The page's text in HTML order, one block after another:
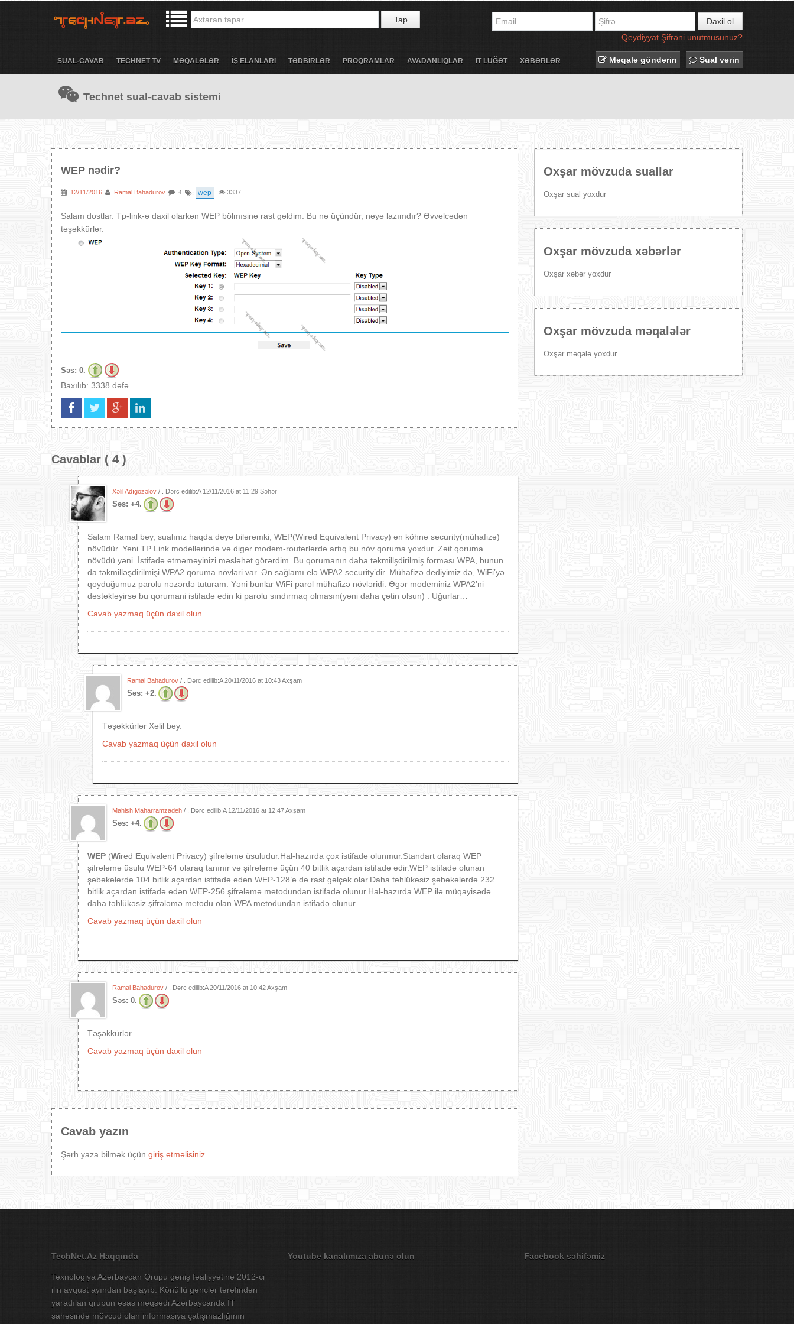
Tap
Daxil ol
Qeydiyyat Şifrəni unutmusunuz?
SUAL-CAVAB TECHNET TV MƏQALƏLƏR İŞ ELANLARI TƏDBİRLƏR PROQRAMLAR AVADANLIQLAR IT LÜĞƏT XƏBƏRLƏR Məqalə göndərin Sual verin
Technet sual-cavab sistemi
WEP nədir?
: 12/11/2016 : Ramal Bahadurov : 4 : wep 3337
Salam dostlar. Tp-link-ə daxil olarkən WEP bölmısinə rast gəldim. Bu nə üçündür, nəyə lazımdır? Əvvəlcədən
təşəkkürlər.
Səs: 0.
Baxılıb: 3338 dəfə
Cavablar ( 4 )
Xəlil Adıgözəlov / . Dərc edilib:A 12/11/2016 at 11:29 Səhər
Səs: +4.
Salam Ramal bəy, sualınız haqda deyə bilərəmki, WEP(Wired Equivalent Privacy) ən köhnə security(mühafizə)
növüdür. Yeni TP Link modellərində və digər modem-routerlərdə artıq bu növ qoruma yoxdur. Zəif qoruma
növüdü yəni. İstifadə etməməyinizi məsləhət görərdim. Bu qorumanın daha təkmillşdirilmiş forması WPA, bunun
da təkmilləşdirilmişi WPA2 qoruma növləri var. Ən sağlamı elə WPA2 security’dir. Mühafizə dediyimiz də, WiFi’yə
qoyduğumuz parolu nəzərdə tuturam. Yəni bunlar WiFi parol mühafizə növləridi. Əgər modeminiz WPA2’ni
dəstəkləyirsə bu qorumani istifadə edin ki parolu sındırmaq olmasın(yəni daha çətin olsun) . Uğurlar…
Cavab yazmaq üçün daxil olun
Ramal Bahadurov / . Dərc edilib:A20/11/2016 at 10:43 Axşam
Səs: +2.
Təşəkkürlər Xəlil bəy.
Cavab yazmaq üçün daxil olun
Mahish Maharramzadeh / . Dərc edilib:A 12/11/2016 at 12:47 Axşam
Səs: +4.
WEP (Wired Equivalent Privacy) şifrələmə üsuludur.Hal-hazırda çox istifadə olunmur.Standart olaraq WEP
şifrələmə üsulu WEP-64 olaraq tanınır və şifrələmə üçün 40 bitlik açardan istifadə edir.WEP istifadə olunan
şəbəkələrdə 104 bitlik açardan istifadə edən WEP-128’ə də rast gəlçək olar.Daha təhlükəsiz şəbəkələrdə 232
bitlik açardan istifadə edən WEP-256 şifrələmə metodundan istifadə olunur.Hal-hazırda WEP ilə müqayisədə
daha təhlükəsiz şifrələmə metodu olan WPA metodundan istifadə olunur
Cavab yazmaq üçün daxil olun
Ramal Bahadurov / . Dərc edilib:A20/11/2016 at 10:42 Axşam
Səs: 0.
Təşəkkürlər.
Cavab yazmaq üçün daxil olun
Cavab yazın
Şərh yaza bilmək üçün giriş etməlisiniz.
Oxşar mövzuda suallar
Oxşar sual yoxdur
Oxşar mövzuda xəbərlər
Oxşar xəbər yoxdur
Oxşar mövzuda məqalələr
Oxşar məqalə yoxdur
TechNet.Az Haqqında
Texnologiya Azərbaycan Qrupu geniş fəaliyyətinə 2012-ci
ilin avqust ayından başlayıb. Könüllü gənclər tərəfindən
yaradılan qrupun əsas məqsədi Azərbaycanda İT
sahəsində mövcud olan informasiya çatışmazlığının
Youtube kanalımıza abunə olun Facebook səhifəmiz